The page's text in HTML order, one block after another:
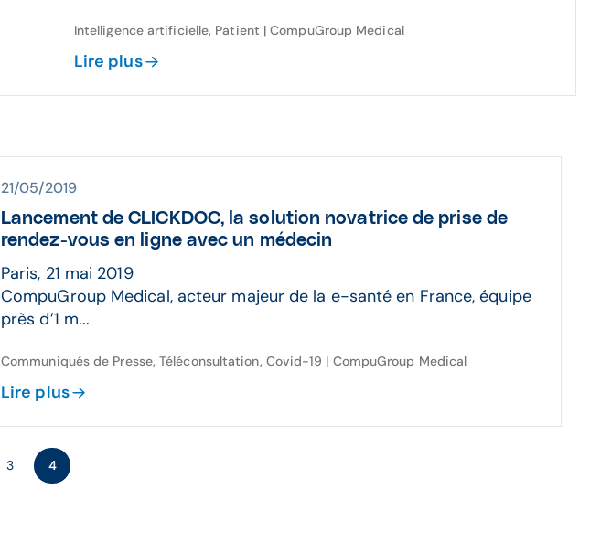
Intelligence artificielle, Patient | CompuGroup Medical
Lire plus
21/05/2019
Lancement de CLICKDOC, la solution novatrice de prise de
rendez-vous en ligne avec un médecin
Paris, 21 mai 2019
CompuGroup Medical, acteur majeur de la e-santé en France, équipe
près d’1 m...
Communiqués de Presse, Téléconsultation, Covid-19 | CompuGroup Medical
Lire plus
3 4